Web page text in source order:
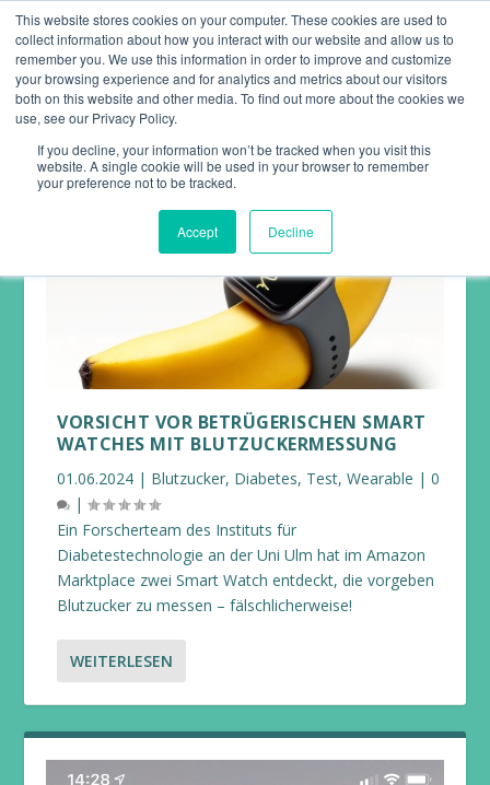
This website stores cookies on your computer. These cookies are used to
collect information about how you interact with our website and allow us to
remember you. We use this information in order to improve and customize
your browsing experience and for analytics and metrics about our visitors
both on this website and other media. To find out more about the cookies we
use, see our Privacy Policy.
If you decline, your information won’t be tracked when you visit this
website. A single cookie will be used in your browser to remember
your preference not to be tracked.
Accept Decline
VORSICHT VOR BETRÜGERISCHEN SMART
WATCHES MIT BLUTZUCKERMESSUNG
01.06.2024 | Blutzucker, Diabetes, Test,Wearable |0
|
Ein Forscherteam des Instituts für
Diabetestechnologie an der Uni Ulm hat im Amazon
Marktplace zwei Smart Watch entdeckt, die vorgeben
Blutzucker zu messen – fälschlicherweise!
WEITERLESEN